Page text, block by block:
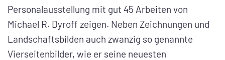
Personalausstellung mit gut 45 Arbeiten von
Michael R. Dyroff zeigen. Neben Zeichnungen und
Landschaftsbilden auch zwanzig so genannte
Vierseitenbilder, wie er seine neuesten